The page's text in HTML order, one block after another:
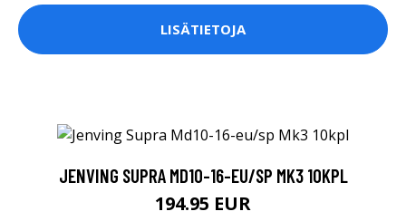
LISÄTIETOJA
JENVING SUPRA MD10-16-EU/SP MK3 10KPL
194.95 EUR